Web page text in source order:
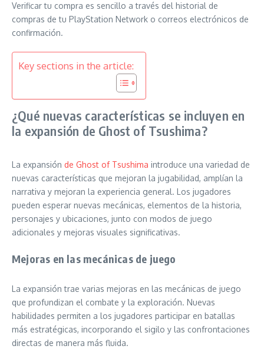
Verificar tu compra es sencillo a través del historial de
compras de tu PlayStation Network o correos electrónicos de
confirmación.
Key sections in the article:
¿Qué nuevas características se incluyen en
la expansión de Ghost of Tsushima?
La expansión de Ghost of Tsushima introduce una variedad de
nuevas características que mejoran la jugabilidad, amplían la
narrativa y mejoran la experiencia general. Los jugadores
pueden esperar nuevas mecánicas, elementos de la historia,
personajes y ubicaciones, junto con modos de juego
adicionales y mejoras visuales significativas.
Mejoras en las mecánicas de juego
La expansión trae varias mejoras en las mecánicas de juego
que profundizan el combate y la exploración. Nuevas
habilidades permiten a los jugadores participar en batallas
más estratégicas, incorporando el sigilo y las confrontaciones
directas de manera más fluida.